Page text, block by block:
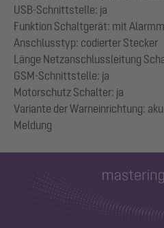
USB-Schnittstelle: ja
Funktion Schaltgerät: mit
Anschlusstyp: codierter Stecker
Länge Netzanschlussleitung
GSM-Schnittstelle: ja
Motorschutz Schalter: ja
Variante der Warneinrichtung: